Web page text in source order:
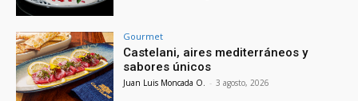
Gourmet
Castelani, aires mediterráneos y
sabores únicos
Juan Luis Moncada O. - 3 agosto, 2026